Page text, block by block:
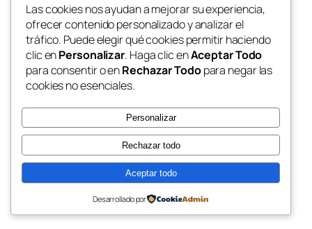
Twenty Twenty-Five Diseñado conWordPress
Las cookies nos ayudan a mejorar su experiencia,
ofrecer contenido personalizado y analizar el
tráfico. Puede elegir qué cookies permitir haciendo
clic enPersonalizar. Haga clic enAceptar Todo
para consentir o enRechazar Todopara negar las
cookies no esenciales.
Personalizar
Rechazar todo
Aceptar todo
Desarrollado por